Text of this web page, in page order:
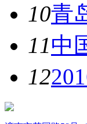
10青
11中
12